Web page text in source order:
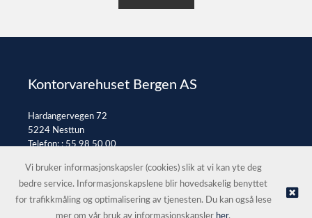
Kontorvarehuset Bergen AS
Hardangervegen 72
5224 Nesttun
Telefon: :55 98 50 00
© Kontorvarehuset Bergen AS |Nettbutikk levert av Kréatif
Vi bruker informasjonskapsler (cookies) slik at vi kan yte deg
bedre service. Informasjonskapslene blir hovedsakelig benyttet
for trafikkmåling og optimalisering av tjenesten. Du kan også lese